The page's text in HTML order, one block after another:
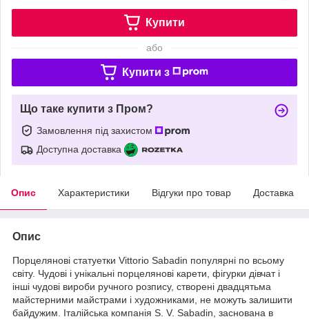
Купити
або
Купити з
Що таке купити з Пром?
Замовлення під захистом
Доступна доставка
Опис Характеристики Відгуки про товар Доставка
Опис
Порцелянові статуетки Vittorio Sabadin популярні по всьому
світу. Чудові і унікальні порцелянові карети, фігурки дівчат і
інші чудові вироби ручного розпису, створені двадцятьма
майстерними майстрами і художниками, не можуть залишити
байдужим. Італійська компанія S. V. Sabadin, заснована в